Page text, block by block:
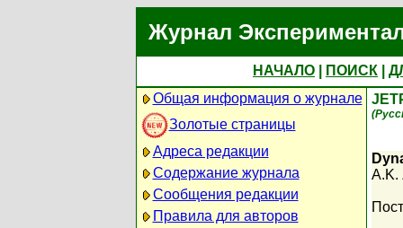
Журнал
НАЧАЛО ПОИСК
Общая информация о журнале
Золотые страницы
Адреса редакции
Содержание журнала
Сообщения редакции
Правила для авторов
A.K.